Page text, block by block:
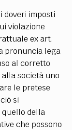
doveri imposti
violazione
ex art.
pronuncia lega
al corretto
società uno
le pretese
si
quello della
che possono